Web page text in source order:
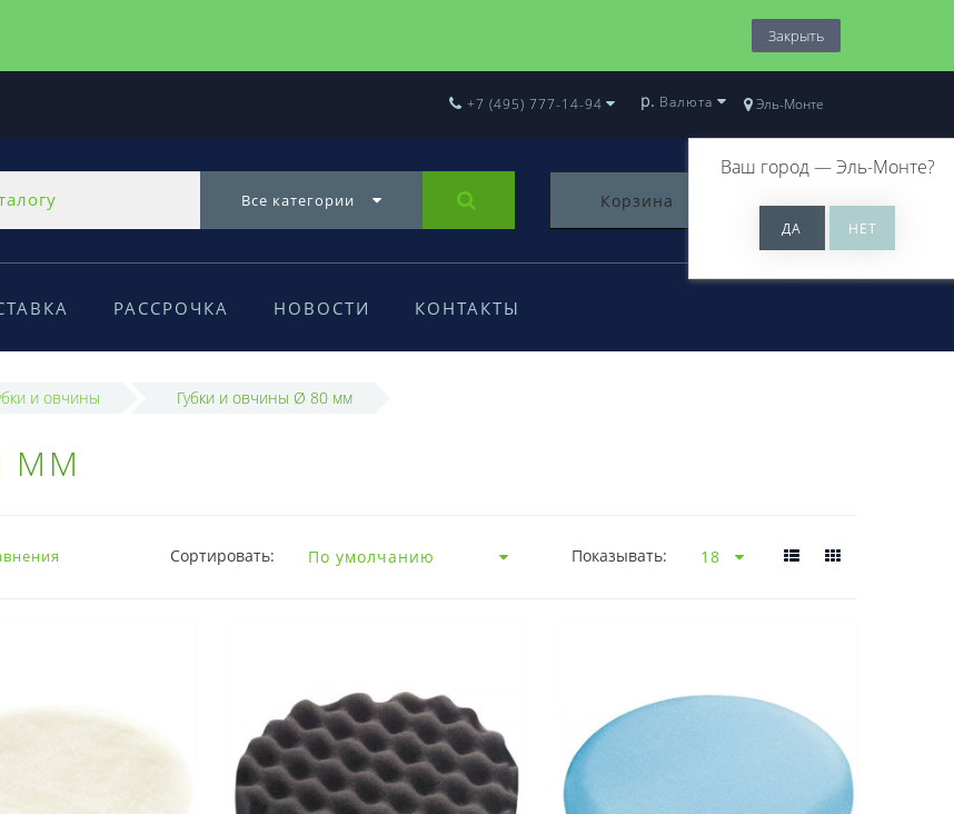
Закрыть
Эль-Монте
Ваш город —Эль-Монте?
+7 (495) 777-14-94 р. Валюта
Все категории Корзина 0
РАССРОЧКА НОВОСТИ КОНТАКТЫ
и овчины Губки и овчины Ø 80 мм
ММ
Сортировать: Показывать: